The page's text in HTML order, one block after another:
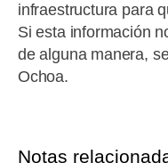
infraestructura para
Si esta información
de alguna manera,
Ochoa.
Notas